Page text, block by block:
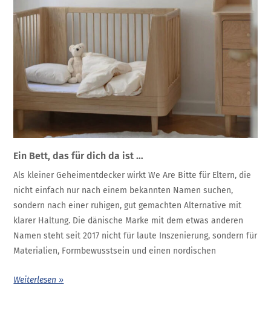
Ein Bett, das für dich da ist …
Als kleiner Geheimentdecker wirkt We Are Bitte für Eltern, die
nicht einfach nur nach einem bekannten Namen suchen,
sondern nach einer ruhigen, gut gemachten Alternative mit
klarer Haltung. Die dänische Marke mit dem etwas anderen
Namen steht seit 2017 nicht für laute Inszenierung, sondern für
Materialien, Formbewusstsein und einen nordischen
Weiterlesen »